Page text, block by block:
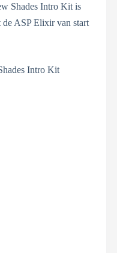
Shades Intro Kit is
de ASP Elixir van start
Intro Kit